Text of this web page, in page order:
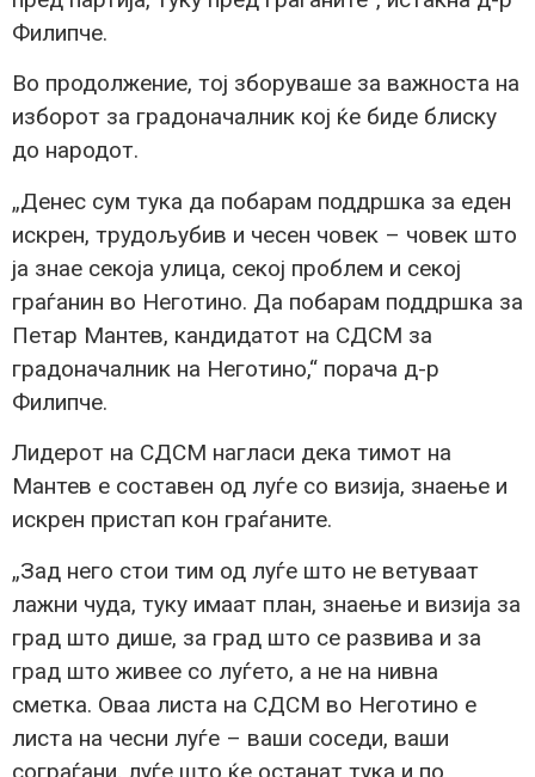
Филипче.
Во продолжение, тој зборуваше за важноста на
изборот за градоначалник кој ќе биде блиску
до народот.
„Денес сум тука да побарам поддршка за еден
искрен, трудољубив и чесен човек – човек што
ја знае секоја улица, секој проблем и секој
граѓанин во Неготино. Да побарам поддршка за
Петар Мантев, кандидатот на СДСМ за
градоначалник на Неготино,“ порача д-р
Филипче.
Лидерот на СДСМ нагласи дека тимот на
Мантев е составен од луѓе со визија, знаење и
искрен пристап кон граѓаните.
„Зад него стои тим од луѓе што не ветуваат
лажни чуда, туку имаат план, знаење и визија за
град што дише, за град што се развива и за
град што живее со луѓето, а не на нивна
сметка. Оваа листа на СДСМ во Неготино е
листа на чесни луѓе – ваши соседи, ваши
сограѓани, луѓе што ќе останат тука и по